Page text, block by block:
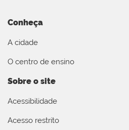
Conheça
A cidade
O centro de ensino
Sobre o site
Acessibilidade
Acesso restrito